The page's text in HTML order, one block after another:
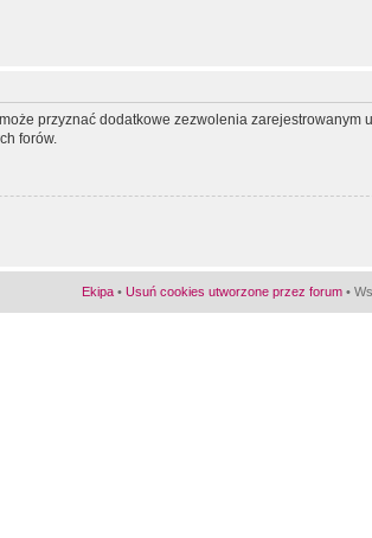
przyznać dodatkowe zezwolenia zarejestrowanym
forów.
Ekipa • Usuń cookies utworzone przez forum •